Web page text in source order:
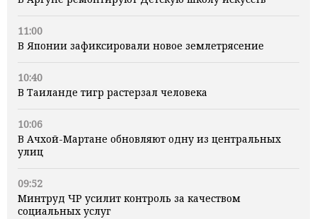
11:00
В Японии зафиксировали новое землетрясение
10:40
В Таиланде тигр растерзал человека
10:06
В Ачхой-Мартане обновляют одну из центральных
улиц
09:52
Минтруд ЧР усилит контроль за качеством
социальных услуг